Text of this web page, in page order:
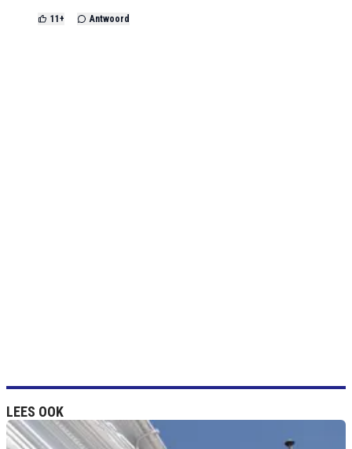
11 + Antwoord
LEES OOK